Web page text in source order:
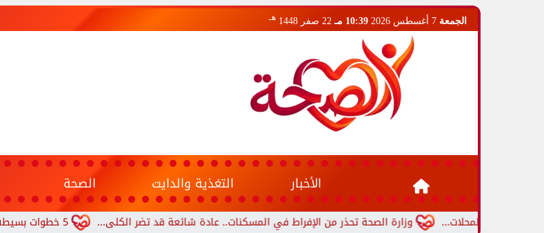
الجمعة 10:39 مـ 22 صفر 1448 هـ
الأخبار التغذية والدايت الصحة
5 خطوات بسيطة تحميك من السكري وأمراض القلب وارتفاع ضغط الدم وزارة الصحة تحذر من الإفراط في المسكنات.. عادة شائعة قد تضر الكلى...